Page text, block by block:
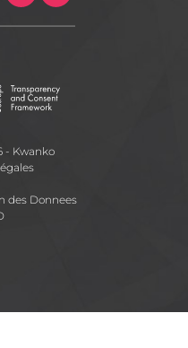
- Kwanko
des Donnees